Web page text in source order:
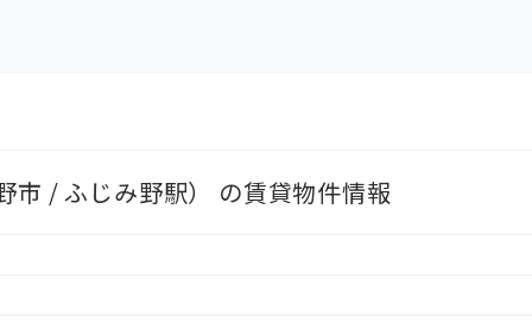
市 / ふじみ野駅） の賃貸物件情報